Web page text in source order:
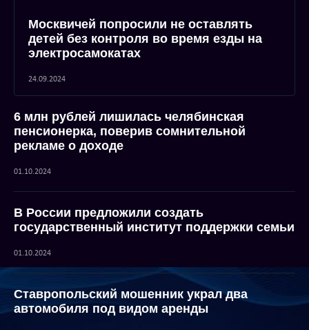
Москвичей попросили не оставлять
детей без контроля во время езды на
электросамокатах
24.09.2024
6 млн рублей лишилась челябинская
пенсионерка, поверив сомнительной
рекламе о доходе
01.10.2024
В России предложили создать
государственный институт поддержки семьи
01.10.2024
Ставропольский мошенник украл два
автомобиля под видом аренды